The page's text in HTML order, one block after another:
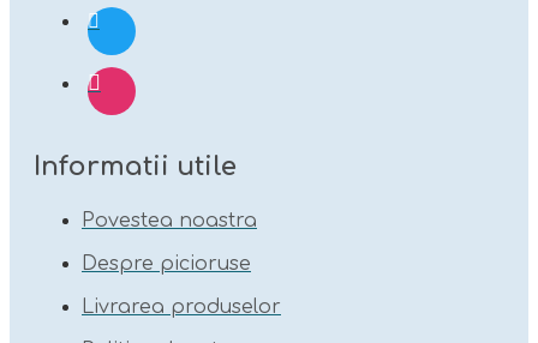
Informatii utile
Povestea noastra
Despre picioruse
Livrarea produselor